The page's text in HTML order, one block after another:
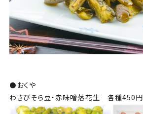
⚫️ おくや
わさびそら豆・赤味噌落花生 各種450円